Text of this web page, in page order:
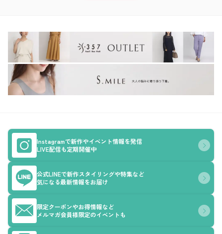
Instagramで新作やイベント情報を発信
LIVE配信も定期開催中
公式LINEで新作スタイリングや特集など
気になる最新情報をお届け
限定クーポンやお得情報など
メルマガ会員様限定のイベントも